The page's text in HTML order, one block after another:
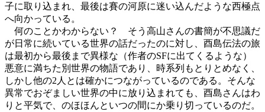
子に取り込まれ、最後は賽の河原に迷い込んだような西極点
へ向かっている。
何のことかわからない？ そう高山さんの書簡が不思議だ
が日常に続いている世界の話だったのに対し、酉島伝法の旅
は最初から最後まで異様な（作者のSFに出てくるような）
悪意に満ちた別世界の物語であり、時系列もとりとめなく、
しかし他の2人とは確かにつながっているのである。そんな
異常でおぞましい世界の中に放り込まれても、酉島さんはわ
りと平気で、のほほんといつの間にか乗り切っているのだ。